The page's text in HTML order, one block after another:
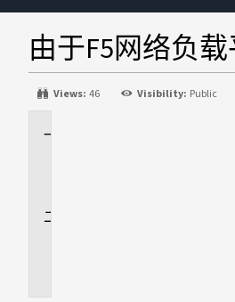
由于F5网络负
Views: 46 Visibility: Public